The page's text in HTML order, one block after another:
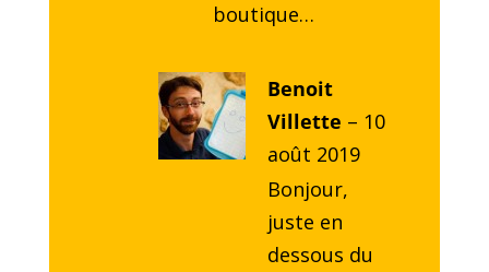
boutique…
Benoit
Villette – 10
août 2019
Bonjour,
juste en
dessous du